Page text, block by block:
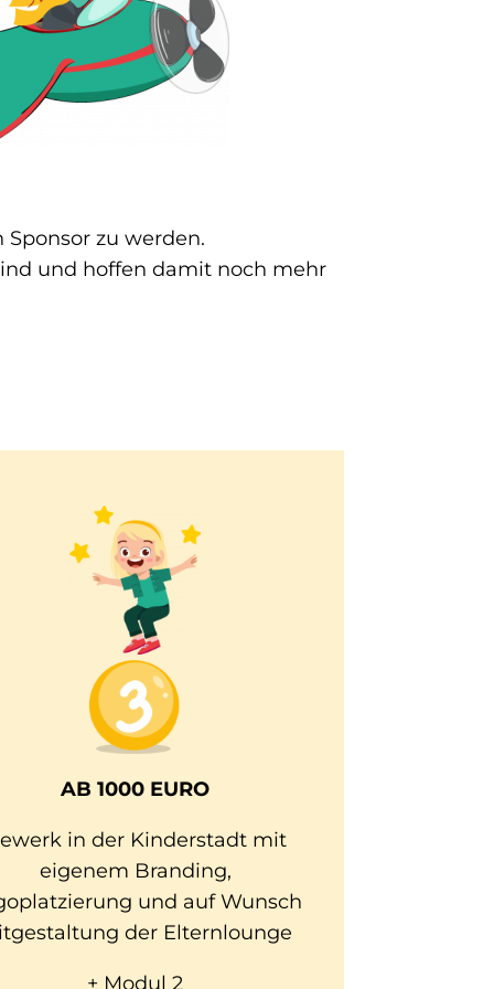
zu werden.
und hoffen damit noch mehr
AB 1000 EURO
in der Kinderstadt mit
eigenem Branding,
und auf Wunsch
der Elternlounge
+ Modul 2